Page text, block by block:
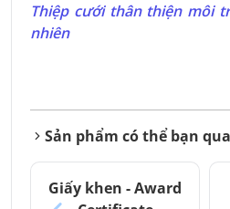
Thiệp cưới thân thiện môi
nhiên
Sản phẩm có thể bạn
Giấy khen - Award